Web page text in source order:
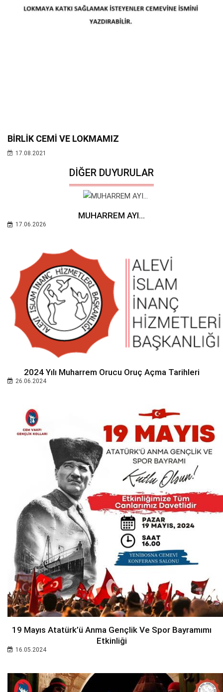
BİRLİK CEMİ VE LOKMAMIZ
17.08.2021
DIĞER DUYURULAR
MUHARREM AYI...
17.06.2026
2024 Yılı Muharrem Orucu Oruç Açma Tarihleri
26.06.2024
19 Mayıs Atatürk’ü Anma Gençlik Ve Spor Bayramımı
Etkinliği
16.05.2024